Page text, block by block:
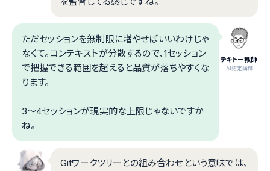
テキトー教師
.AI認定講師
ただセッションを無制限に増やせばいいわけじゃ
なくて。コンテキストが分散するので、1セッション
で把握できる範囲を超えると品質が落ちやすくな
ります。
3〜4セッションが現実的な上限じゃないですか
ね。
Gitワークツリーとの組み合わせという意味では、